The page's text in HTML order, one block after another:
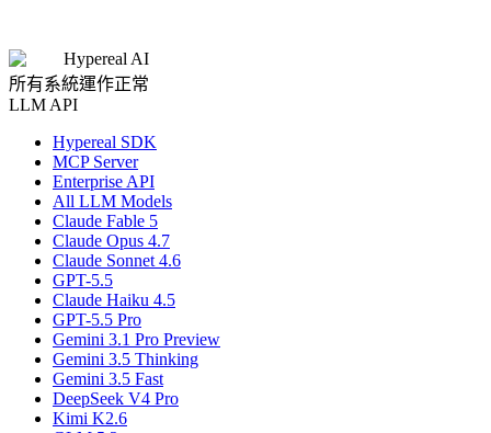
Hypereal AI
所有系統運作正常
LLM API
Hypereal SDK
MCP Server
Enterprise API
All LLM Models
Claude Fable 5
Claude Opus 4.7
Claude Sonnet 4.6
GPT-5.5
Claude Haiku 4.5
GPT-5.5 Pro
Gemini 3.1 Pro Preview
Gemini 3.5 Thinking
Gemini 3.5 Fast
DeepSeek V4 Pro
Kimi K2.6